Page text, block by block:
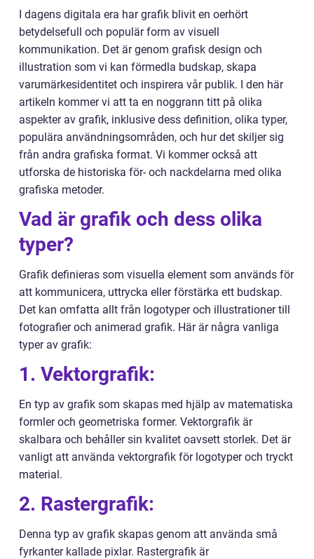
I dagens digitala era har grafik blivit en oerhört
betydelsefull och populär form av visuell
kommunikation. Det är genom grafisk design och
illustration som vi kan förmedla budskap, skapa
varumärkesidentitet och inspirera vår publik. I den här
artikeln kommer vi att ta en noggrann titt på olika
aspekter av grafik, inklusive dess definition, olika typer,
populära användningsområden, och hur det skiljer sig
från andra grafiska format. Vi kommer också att
utforska de historiska för- och nackdelarna med olika
grafiska metoder.
Vad är grafik och dess olika
typer?
Grafik definieras som visuella element som används för
att kommunicera, uttrycka eller förstärka ett budskap.
Det kan omfatta allt från logotyper och illustrationer till
fotografier och animerad grafik. Här är några vanliga
typer av grafik:
1. Vektorgrafik:
En typ av grafik som skapas med hjälp av matematiska
formler och geometriska former. Vektorgrafik är
skalbara och behåller sin kvalitet oavsett storlek. Det är
vanligt att använda vektorgrafik för logotyper och tryckt
material.
2. Rastergrafik:
Denna typ av grafik skapas genom att använda små
fyrkanter kallade pixlar. Rastergrafik är